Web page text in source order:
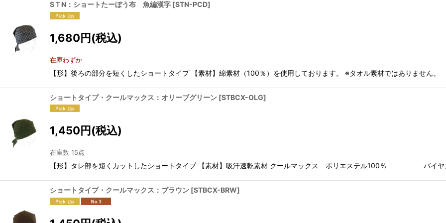
SＴN：ショートたーぼう布 魚編漢字 [STN-PCD]
1,680円(税込)
在庫わずか
【形】後ろの部分を短くしたショートタイプ 【素材】綿素材（100％）を使用しております。 ※タオル素材ではありません。
ショートタイプ・クールマックス：オリーブグリーン [STBCX-OLG]
1,450円 (税込)
在庫数 15点
【形】タレ部を短くカットしたショートタイプ 【素材】吸汗速乾素材 クールマックス ポリエステル100％ バイ
ショートタイプ・クールマックス：ブラウン [STBCX-BRW]